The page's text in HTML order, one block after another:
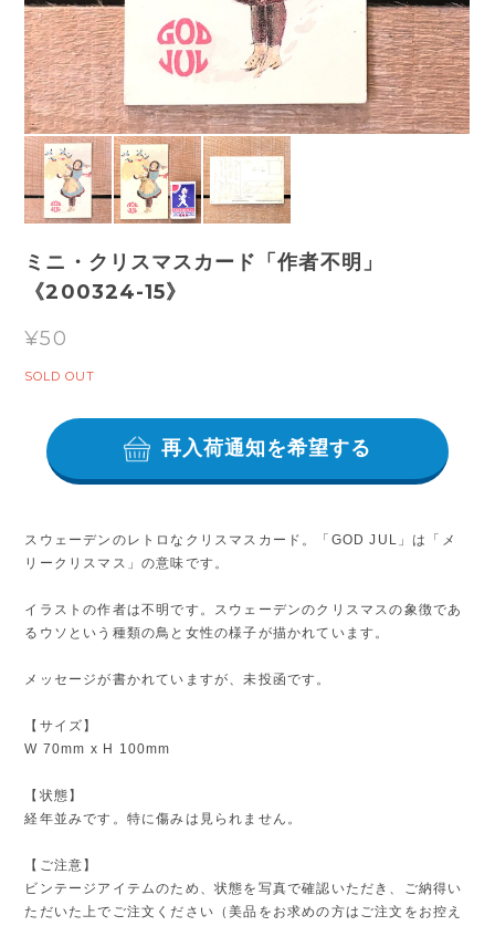
ミニ・クリスマスカード「作者不明」
《200324-15》
¥50
SOLD OUT
再入荷通知を希望する
スウェーデンのレトロなクリスマスカード。「GOD JUL」は「メ
リークリスマス」の意味です。
イラストの作者は不明です。スウェーデンのクリスマスの象徴であ
るウソという種類の鳥と女性の様子が描かれています。
メッセージが書かれていますが、未投函です。
【サイズ】
W 70mm x H 100mm
【状態】
経年並みです。特に傷みは見られません。
【ご注意】
ビンテージアイテムのため、状態を写真で確認いただき、ご納得い
ただいた上でご注文ください（美品をお求めの方はご注文をお控え